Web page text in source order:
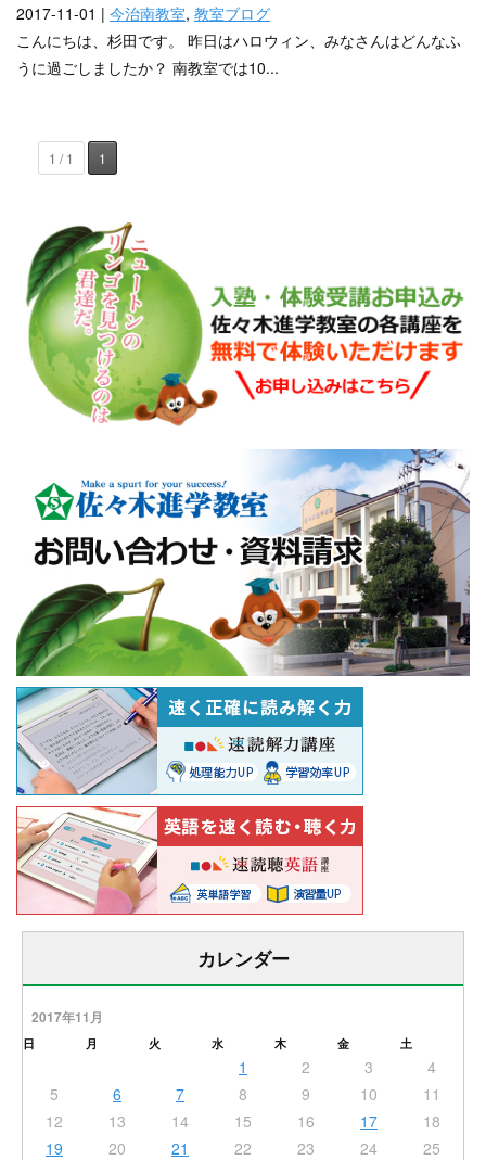
2017-11-01 | 今治南教室, 教室ブログ
こんにちは、杉田です。 昨日はハロウィン、みなさんはどんなふ
うに過ごしましたか？ 南教室では10...
1 / 1 1
カレンダー
2017年11月
日 月 火 水 木 金 土
1 2 3
4
5
6 7 8 9 10
11
12
13 14 15 16 17
18
19
20 21 22 23 24
25